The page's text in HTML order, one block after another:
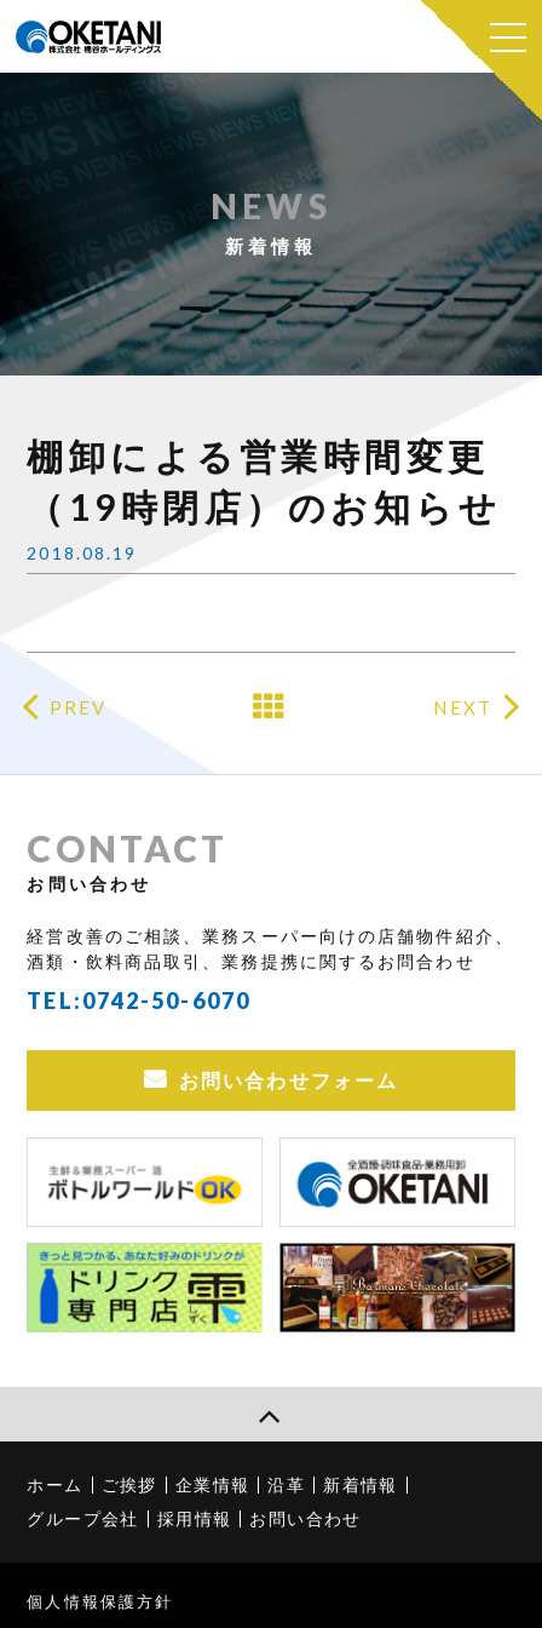
NEWS
新着情報
棚卸による営業時間変更
（19時閉店）のお知らせ
2018.08.19
PREV NEXT
CONTACT
お問い合わせ
経営改善のご相談、業務スーパー向けの店舗物件紹介、
酒類・飲料商品取引、業務提携に関するお問合わせ
TEL:0742-50-6070
お問い合わせフォーム
ホーム ご挨拶 企業情報 沿革
新着情報
グループ会社
採用情報 お問い合わせ
個人情報保護方針